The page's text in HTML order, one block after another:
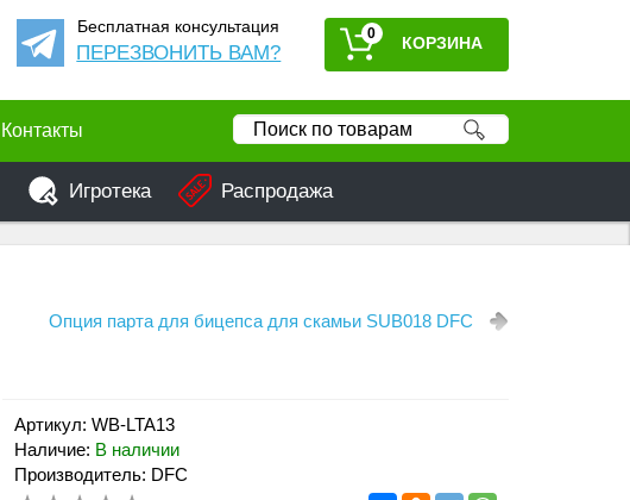
Бесплатная консультация
ПЕРЕЗВОНИТЬ ВАМ?
0
Контакты
Игротека Распродажа
Опция парта для бицепса для скамьи SUB018 DFC
Артикул: WB-LTA13
Наличие: В наличии
Производитель: DFC